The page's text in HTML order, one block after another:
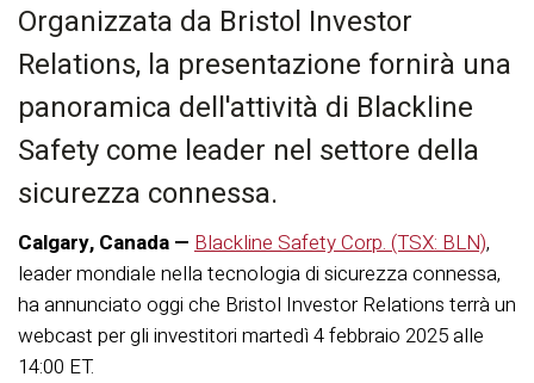
Organizzata da Bristol Investor
Relations, la presentazione fornirà una
panoramica dell'attività di Blackline
Safety come leader nel settore della
sicurezza connessa.
Calgary, Canada — Blackline Safety Corp. (TSX: BLN),
leader mondiale nella tecnologia di sicurezza connessa,
ha annunciato oggi che Bristol Investor Relations terrà un
webcast per gli investitori martedì 4 febbraio 2025 alle
14:00 ET.